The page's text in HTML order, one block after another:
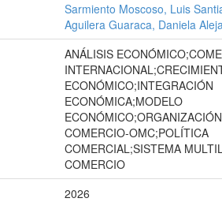
Sarmiento Moscoso, Luis
Aguilera Guaraca, Daniela
ANÁLISIS
ECONÓMICO;INTEGRACIÓN
ECONÓMICA;MODELO
COMERCIO-OMC;POLÍTICA
COMERCIAL;SISTEMA
COMERCIO
2026